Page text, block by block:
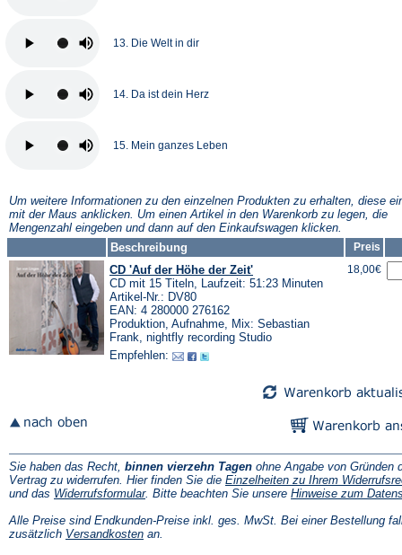
13. Die Welt in dir
14. Da ist dein Herz
15. Mein ganzes Leben
Um weitere Informationen zu den einzelnen Produkten zu erhalten, diese
mit der Maus anklicken. Um einen Artikel in den Warenkorb zu legen, die
Mengenzahl eingeben und dann auf den Einkaufswagen klicken.
Beschreibung
Preis
CD 'Auf der Höhe der Zeit'
CD mit 15 Titeln, Laufzeit: 51:23 Minuten
Artikel-Nr.: DV80
EAN: 4 280000 276162
Produktion, Aufnahme, Mix: Sebastian
Frank, nightfly recording Studio
Empfehlen:
18,00€
Sie haben das Recht, binnen vierzehn Tagen ohne Angabe von Gründen
Vertrag zu widerrufen. Hier finden Sie die Einzelheiten zu Ihrem
und das Widerrufsformular(Öffnet
einem
neuen
. Bitte beachten Sie unsere Hinweise zum
Alle Preise sind Endkunden-Preise inkl. ges. MwSt. Bei einer Bestellung
zusätzlich Versandkosten(Öffnet
an.